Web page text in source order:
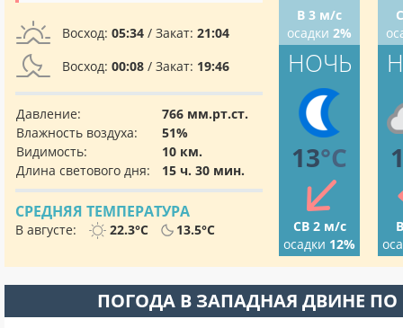
Восход: 05:34 / Закат: 21:04
Восход: 00:08 / Закат: 19:46
Давление:
766 мм.рт.ст.
Влажность воздуха:
51%
Видимость:
10 км.
Длина светового дня:
15 ч. 30 мин.
СРЕДНЯЯ ТЕМПЕРАТУРА
В августе: 22.3°C 13.5°C
В 3 м/с
осадки 2%
НОЧЬ
13°C
СВ 2 м/с
осадки 12%
ПОГОДА В ЗАПАДНАЯ ДВИНЕ